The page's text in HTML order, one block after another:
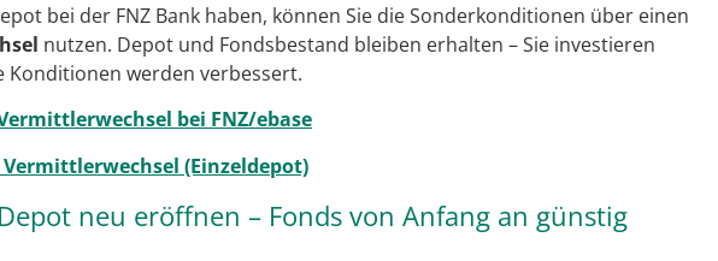
bei der FNZ Bank haben, können Sie die Sonderkonditionen über einen
nutzen. Depot und Fondsbestand bleiben erhalten – Sie investieren
werden verbessert.
bei FNZ/ebase
Vermittlerwechsel (Einzeldepot)
neu eröffnen – Fonds von Anfang an günstig